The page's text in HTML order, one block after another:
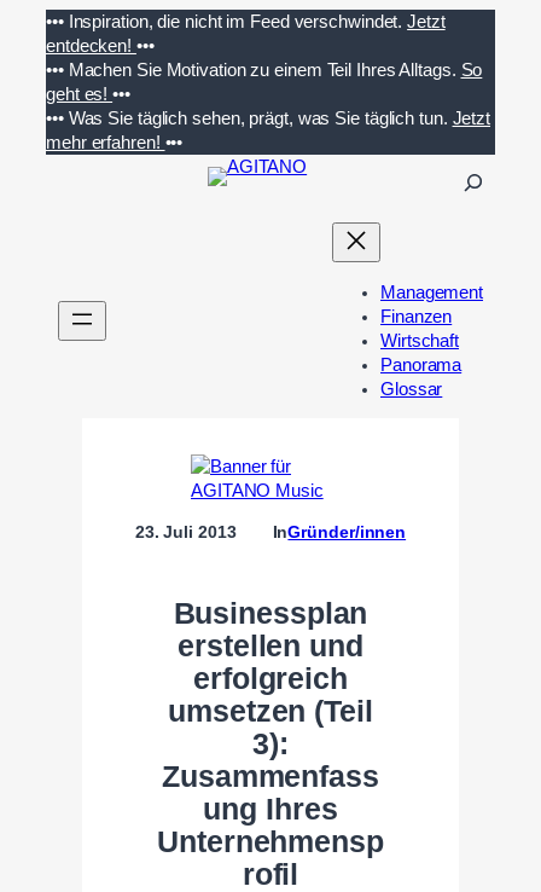
Inhalt
springen
••• Inspiration, die nicht im Feed verschwindet. Jetzt
entdecken! •••
••• Machen Sie Motivation zu einem Teil Ihres Alltags. So
geht es!•••
••• Was Sie täglich sehen, prägt, was Sie täglich tun. Jetzt
mehr erfahren! •••
n
Management
Finanzen
Wirtschaft
Panorama
Glossar
23. Juli 2013 InGründer/innen
Businessplan
erstellen und
erfolgreich
umsetzen (Teil
3):
Zusammenfass
ung Ihres
Unternehmensp
rofil